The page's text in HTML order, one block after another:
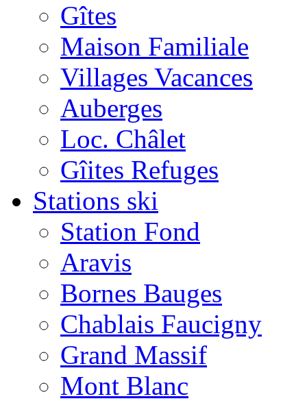
Gîtes
Maison Familiale
Villages Vacances
Auberges
Loc. Châlet
Gîites Refuges
Stations ski
Station Fond
Aravis
Bornes Bauges
Chablais Faucigny
Grand Massif
Mont Blanc